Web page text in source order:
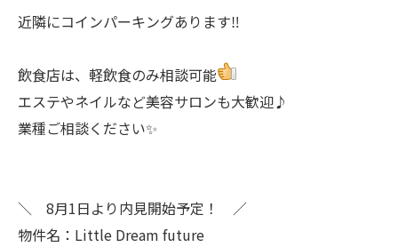
近隣にコインパーキングあります‼
飲食店は、軽飲食のみ相談可能
エステやネイルなど美容サロンも大歓迎♪
業種ご相談ください✨
＼ 8月1日より内見開始予定！ ／
物件名：Little Dream future